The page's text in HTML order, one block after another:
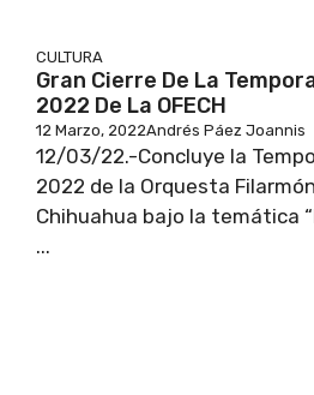
CULTURA
Gran Cierre De La
2022 De La OFECH
12 Marzo, 2022Andrés Páez Joannis
12/03/22.-Concluye la
2022 de la Orquesta
Chihuahua bajo la temática
...